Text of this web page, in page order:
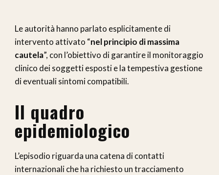
Le autorità hanno parlato esplicitamente di
intervento attivato “nel principio di massima
cautela”, con l’obiettivo di garantire il monitoraggio
clinico dei soggetti esposti e la tempestiva gestione
di eventuali sintomi compatibili.
Il quadro
epidemiologico
L’episodio riguarda una catena di contatti
internazionali che ha richiesto un tracciamento